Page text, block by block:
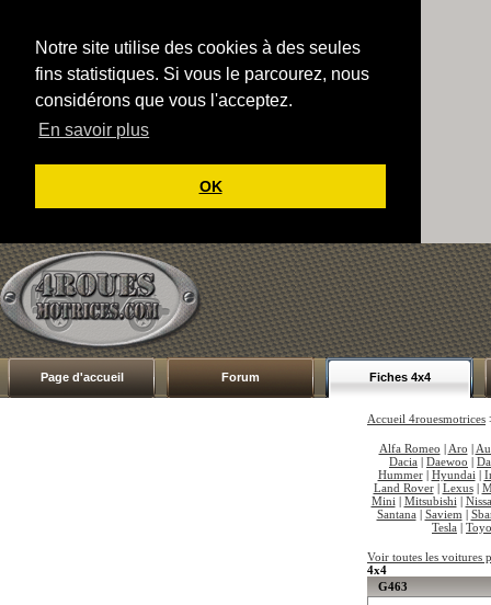
Notre site utilise des cookies à des seules
fins statistiques. Si vous le parcourez, nous
considérons que vous l'acceptez.
En savoir plus
OK
Page d'accueil Forum Fiches 4x4
Accueil 4rouesmotrices
Alfa Romeo | Aro |
Dacia | Daewoo |
Hummer| Hyundai |
Land Rover| Lexus|
Mini | Mitsubishi |
Santana | Saviem |
Tesla |
Voir toutes les voitures
4x4
G463